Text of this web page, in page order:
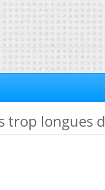
trop longues